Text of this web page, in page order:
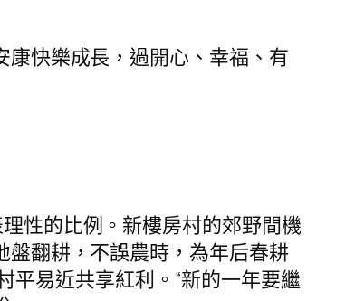
康快樂成長，過開心、幸福、有
性的比例。新樓房村的郊野間機
盤翻耕，不誤農時，為年后春耕
平易近共享紅利。“新的一年要繼